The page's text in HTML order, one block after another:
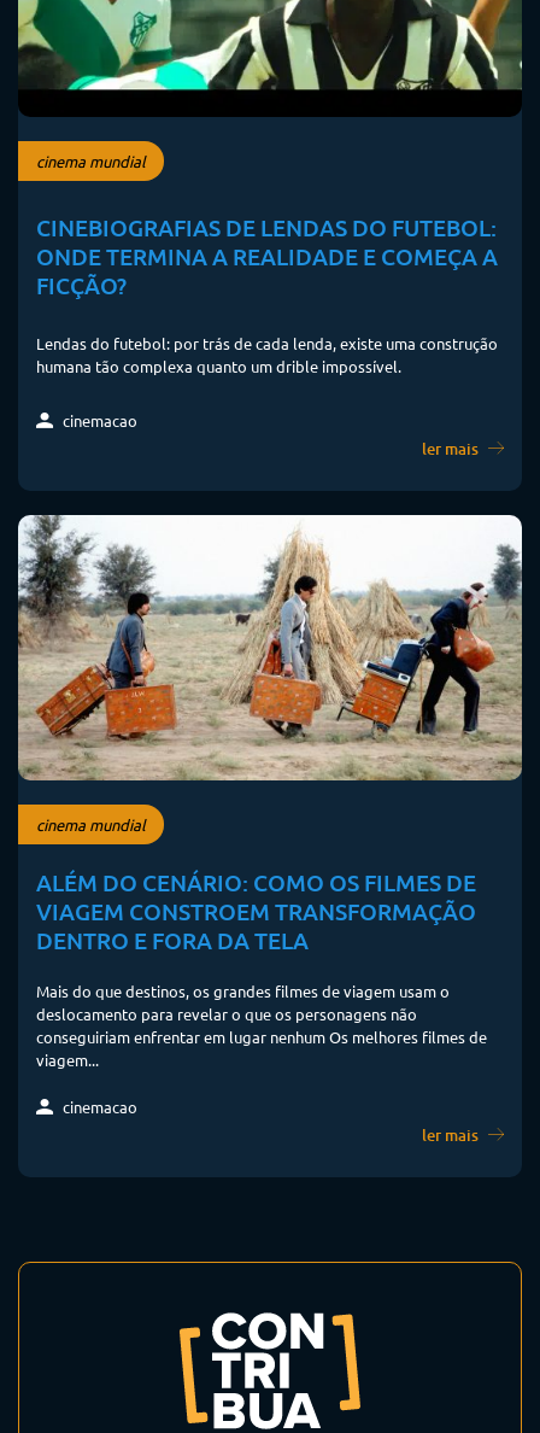
cinema mundial
CINEBIOGRAFIAS DE LENDAS DO FUTEBOL:
ONDE TERMINA A REALIDADE E COMEÇA A
FICÇÃO?
Lendas do futebol: por trás de cada lenda, existe uma construção
humana tão complexa quanto um drible impossível.
cinemacao
ler mais
cinema mundial
ALÉM DO CENÁRIO: COMO OS FILMES DE
VIAGEM CONSTROEM TRANSFORMAÇÃO
DENTRO E FORA DA TELA
Mais do que destinos, os grandes filmes de viagem usam o
deslocamento para revelar o que os personagens não
conseguiriam enfrentar em lugar nenhum Os melhores filmes de
viagem...
cinemacao
ler mais